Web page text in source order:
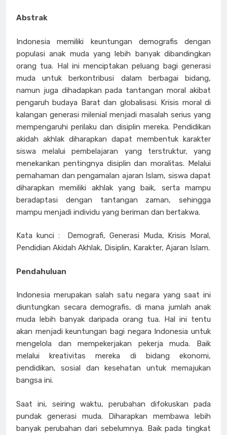
Abstrak
Indonesia memiliki keuntungan demografis dengan
populasi anak muda yang lebih banyak dibandingkan
orang tua. Hal ini menciptakan peluang bagi generasi
muda untuk berkontribusi dalam berbagai bidang,
namun juga dihadapkan pada tantangan moral akibat
pengaruh budaya Barat dan globalisasi. Krisis moral di
kalangan generasi milenial menjadi masalah serius yang
mempengaruhi perilaku dan disiplin mereka. Pendidikan
akidah akhlak diharapkan dapat membentuk karakter
siswa melalui pembelajaran yang terstruktur, yang
menekankan pentingnya disiplin dan moralitas. Melalui
pemahaman dan pengamalan ajaran Islam, siswa dapat
diharapkan memiliki akhlak yang baik, serta mampu
beradaptasi dengan tantangan zaman, sehingga
mampu menjadi individu yang beriman dan bertakwa.
Kata kunci : Demografi, Generasi Muda, Krisis Moral,
Pendidian Akidah Akhlak, Disiplin, Karakter, Ajaran Islam.
Pendahuluan
Indonesia merupakan salah satu negara yang saat ini
diuntungkan secara demografis, di mana jumlah anak
muda lebih banyak daripada orang tua. Hal ini tentu
akan menjadi keuntungan bagi negara Indonesia untuk
mengelola dan mempekerjakan pekerja muda. Baik
melalui kreativitas mereka di bidang ekonomi,
pendidikan, sosial dan kesehatan untuk memajukan
bangsa ini.
Saat ini, seiring waktu, perubahan difokuskan pada
pundak generasi muda. Diharapkan membawa lebih
banyak perubahan dari sebelumnya. Baik pada tingkat